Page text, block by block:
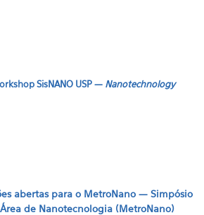
SisNANO USP — Nanotechnology
abertas para o MetroNano — Simpósio
de Nanotecnologia (MetroNano)